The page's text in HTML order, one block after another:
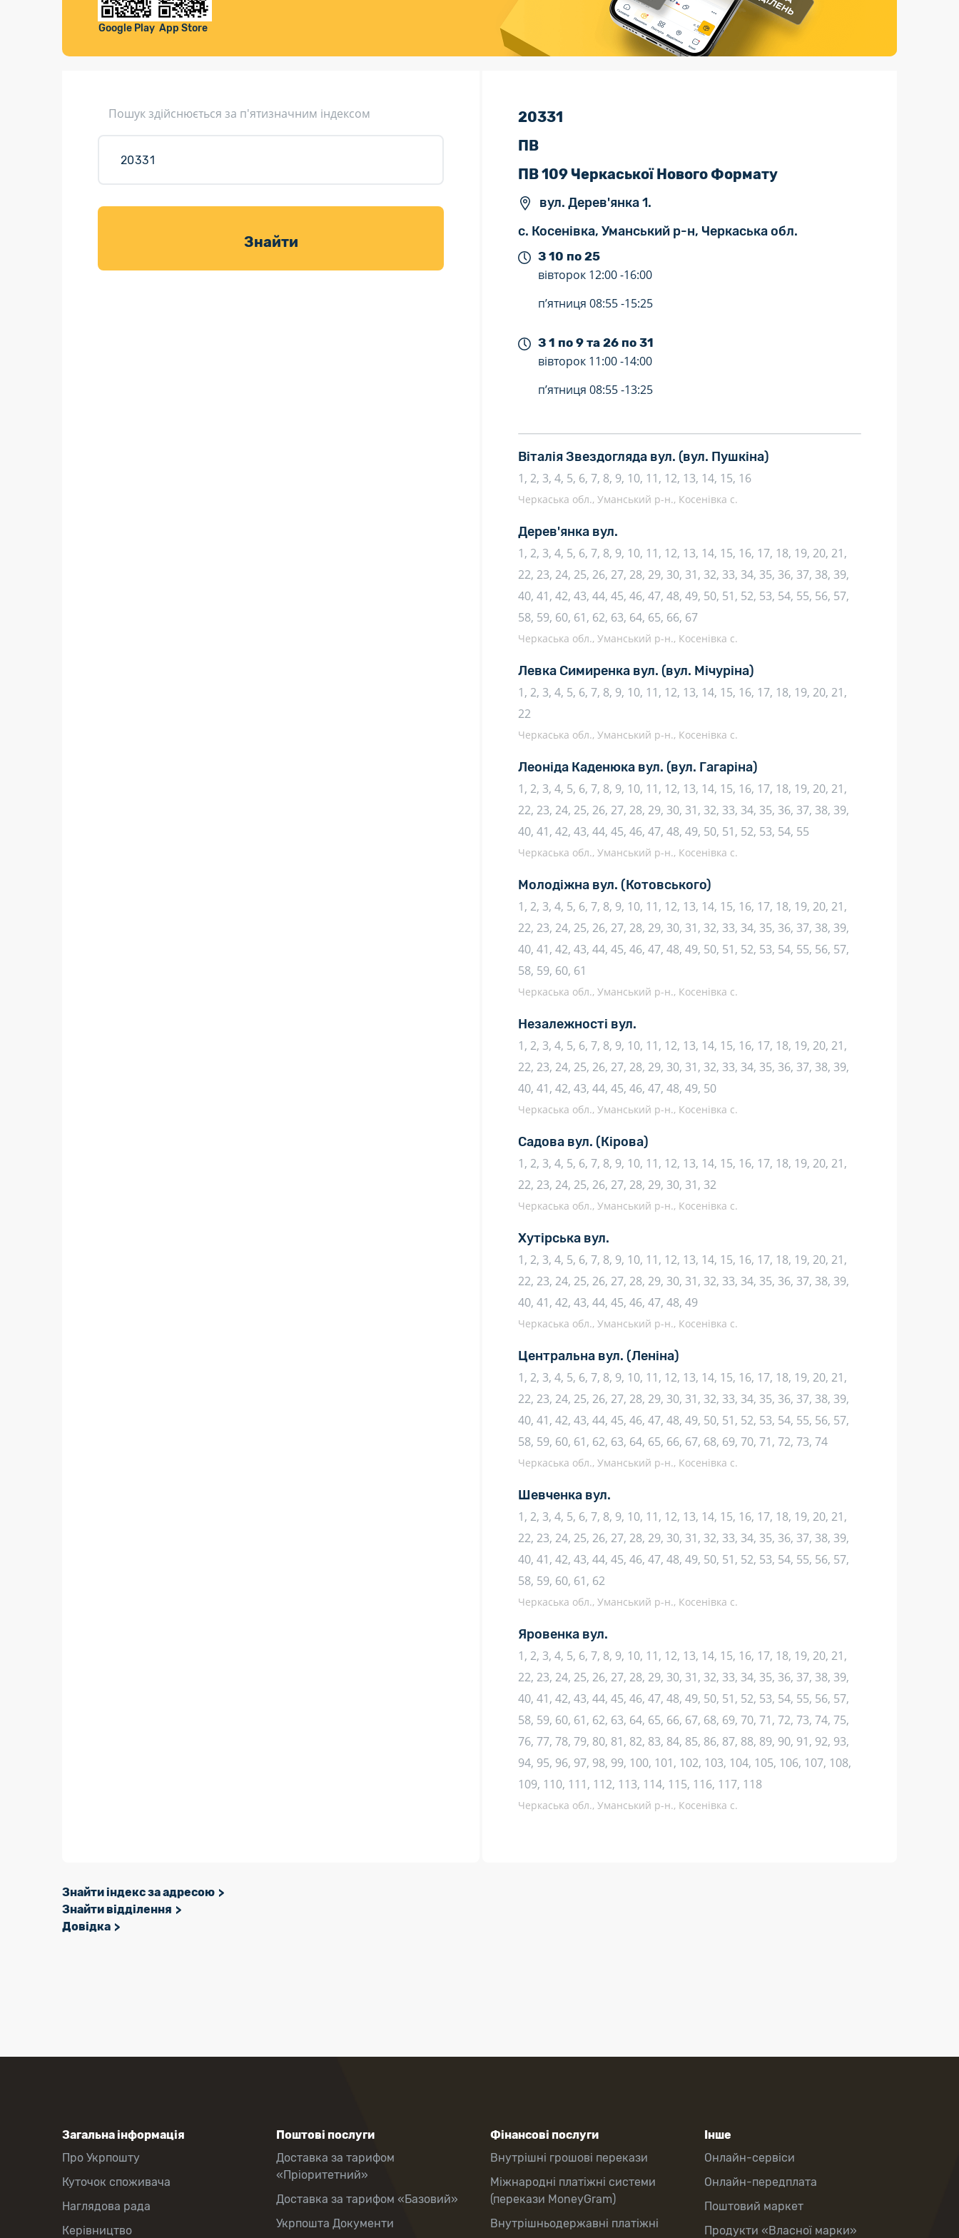
Листи та листівки
Доставка товарів для саду
Валютно-обмінні операції
Страхові послуги
Каталог «Укрпошта Маркет»
Google Play App Store
Пошук здійснюється за п'ятизначним індексом
Знайти
20331
ПВ
ПВ 109 Черкаської Нового Формату
вул. Дерев'янка 1.
с. Косенівка, Уманський р-н, Черкаська обл.
З 10 по 25
вівторок 12:00 -16:00
п’ятниця 08:55 -15:25
З 1 по 9 та 26 по 31
вівторок 11:00 -14:00
п’ятниця 08:55 -13:25
Віталія Звездогляда вул. (вул. Пушкіна)
1, 2, 3, 4, 5, 6, 7, 8, 9, 10, 11, 12, 13, 14, 15, 16
Черкаська обл., Уманський р-н., Косенівка с.
Дерев'янка вул.
1, 2, 3, 4, 5, 6, 7, 8, 9, 10, 11, 12, 13, 14, 15, 16, 17, 18, 19, 20, 21,
22, 23, 24, 25, 26, 27, 28, 29, 30, 31, 32, 33, 34, 35, 36, 37, 38, 39,
40, 41, 42, 43, 44, 45, 46, 47, 48, 49, 50, 51, 52, 53, 54, 55, 56, 57,
58, 59, 60, 61, 62, 63, 64, 65, 66, 67
Черкаська обл., Уманський р-н., Косенівка с.
Левка Симиренка вул. (вул. Мічуріна)
1, 2, 3, 4, 5, 6, 7, 8, 9, 10, 11, 12, 13, 14, 15, 16, 17, 18, 19, 20, 21,
22
Черкаська обл., Уманський р-н., Косенівка с.
Леоніда Каденюка вул. (вул. Гагаріна)
1, 2, 3, 4, 5, 6, 7, 8, 9, 10, 11, 12, 13, 14, 15, 16, 17, 18, 19, 20, 21,
22, 23, 24, 25, 26, 27, 28, 29, 30, 31, 32, 33, 34, 35, 36, 37, 38, 39,
40, 41, 42, 43, 44, 45, 46, 47, 48, 49, 50, 51, 52, 53, 54, 55
Черкаська обл., Уманський р-н., Косенівка с.
Молодіжна вул. (Котовського)
1, 2, 3, 4, 5, 6, 7, 8, 9, 10, 11, 12, 13, 14, 15, 16, 17, 18, 19, 20, 21,
22, 23, 24, 25, 26, 27, 28, 29, 30, 31, 32, 33, 34, 35, 36, 37, 38, 39,
40, 41, 42, 43, 44, 45, 46, 47, 48, 49, 50, 51, 52, 53, 54, 55, 56, 57,
58, 59, 60, 61
Черкаська обл., Уманський р-н., Косенівка с.
Незалежності вул.
1, 2, 3, 4, 5, 6, 7, 8, 9, 10, 11, 12, 13, 14, 15, 16, 17, 18, 19, 20, 21,
22, 23, 24, 25, 26, 27, 28, 29, 30, 31, 32, 33, 34, 35, 36, 37, 38, 39,
40, 41, 42, 43, 44, 45, 46, 47, 48, 49, 50
Черкаська обл., Уманський р-н., Косенівка с.
Садова вул. (Кірова)
1, 2, 3, 4, 5, 6, 7, 8, 9, 10, 11, 12, 13, 14, 15, 16, 17, 18, 19, 20, 21,
22, 23, 24, 25, 26, 27, 28, 29, 30, 31, 32
Черкаська обл., Уманський р-н., Косенівка с.
Хутірська вул.
1, 2, 3, 4, 5, 6, 7, 8, 9, 10, 11, 12, 13, 14, 15, 16, 17, 18, 19, 20, 21,
22, 23, 24, 25, 26, 27, 28, 29, 30, 31, 32, 33, 34, 35, 36, 37, 38, 39,
40, 41, 42, 43, 44, 45, 46, 47, 48, 49
Черкаська обл., Уманський р-н., Косенівка с.
Центральна вул. (Леніна)
1, 2, 3, 4, 5, 6, 7, 8, 9, 10, 11, 12, 13, 14, 15, 16, 17, 18, 19, 20, 21,
22, 23, 24, 25, 26, 27, 28, 29, 30, 31, 32, 33, 34, 35, 36, 37, 38, 39,
40, 41, 42, 43, 44, 45, 46, 47, 48, 49, 50, 51, 52, 53, 54, 55, 56, 57,
58, 59, 60, 61, 62, 63, 64, 65, 66, 67, 68, 69, 70, 71, 72, 73, 74
Черкаська обл., Уманський р-н., Косенівка с.
Шевченка вул.
1, 2, 3, 4, 5, 6, 7, 8, 9, 10, 11, 12, 13, 14, 15, 16, 17, 18, 19, 20, 21,
22, 23, 24, 25, 26, 27, 28, 29, 30, 31, 32, 33, 34, 35, 36, 37, 38, 39,
40, 41, 42, 43, 44, 45, 46, 47, 48, 49, 50, 51, 52, 53, 54, 55, 56, 57,
58, 59, 60, 61, 62
Черкаська обл., Уманський р-н., Косенівка с.
Яровенка вул.
1, 2, 3, 4, 5, 6, 7, 8, 9, 10, 11, 12, 13, 14, 15, 16, 17, 18, 19, 20, 21,
22, 23, 24, 25, 26, 27, 28, 29, 30, 31, 32, 33, 34, 35, 36, 37, 38, 39,
40, 41, 42, 43, 44, 45, 46, 47, 48, 49, 50, 51, 52, 53, 54, 55, 56, 57,
58, 59, 60, 61, 62, 63, 64, 65, 66, 67, 68, 69, 70, 71, 72, 73, 74, 75,
76, 77, 78, 79, 80, 81, 82, 83, 84, 85, 86, 87, 88, 89, 90, 91, 92, 93,
94, 95, 96, 97, 98, 99, 100, 101, 102, 103, 104, 105, 106, 107, 108,
109, 110, 111, 112, 113, 114, 115, 116, 117, 118
Черкаська обл., Уманський р-н., Косенівка с.
Знайти індекс за адресою
Знайти відділення
Довідка
Загальна інформація
Про Укрпошту
Куточок споживача
Наглядова рада
Керівництво
Поштові послуги
Доставка за тарифом
«Пріоритетний»
Доставка за тарифом «Базовий»
Укрпошта Документи
Фінансові послуги
Внутрішні грошові перекази
Міжнародні платіжні системи
(перекази MoneyGram)
Внутрішньодержавні платіжні
Інше
Онлайн-сервіси
Онлайн-передплата
Поштовий маркет
Продукти «Власної марки»